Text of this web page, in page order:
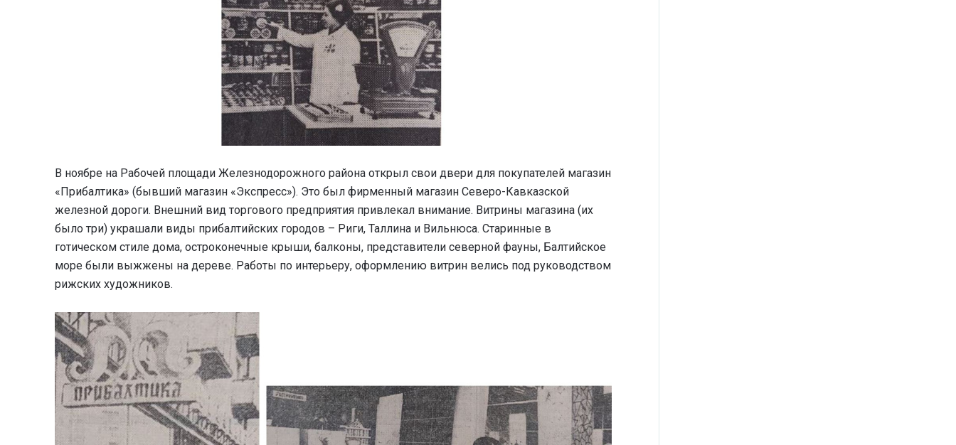
В ноябре на Рабочей площади Железнодорожного района открыл свои двери для покупателей магазин
«Прибалтика» (бывший магазин «Экспресс»). Это был фирменный магазин Северо-Кавказской
железной дороги. Внешний вид торгового предприятия привлекал внимание. Витрины магазина (их
было три) украшали виды прибалтийских городов – Риги, Таллина и Вильнюса. Старинные в
готическом стиле дома, остроконечные крыши, балконы, представители северной фауны, Балтийское
море были выжжены на дереве. Работы по интерьеру, оформлению витрин велись под руководством
рижских художников.